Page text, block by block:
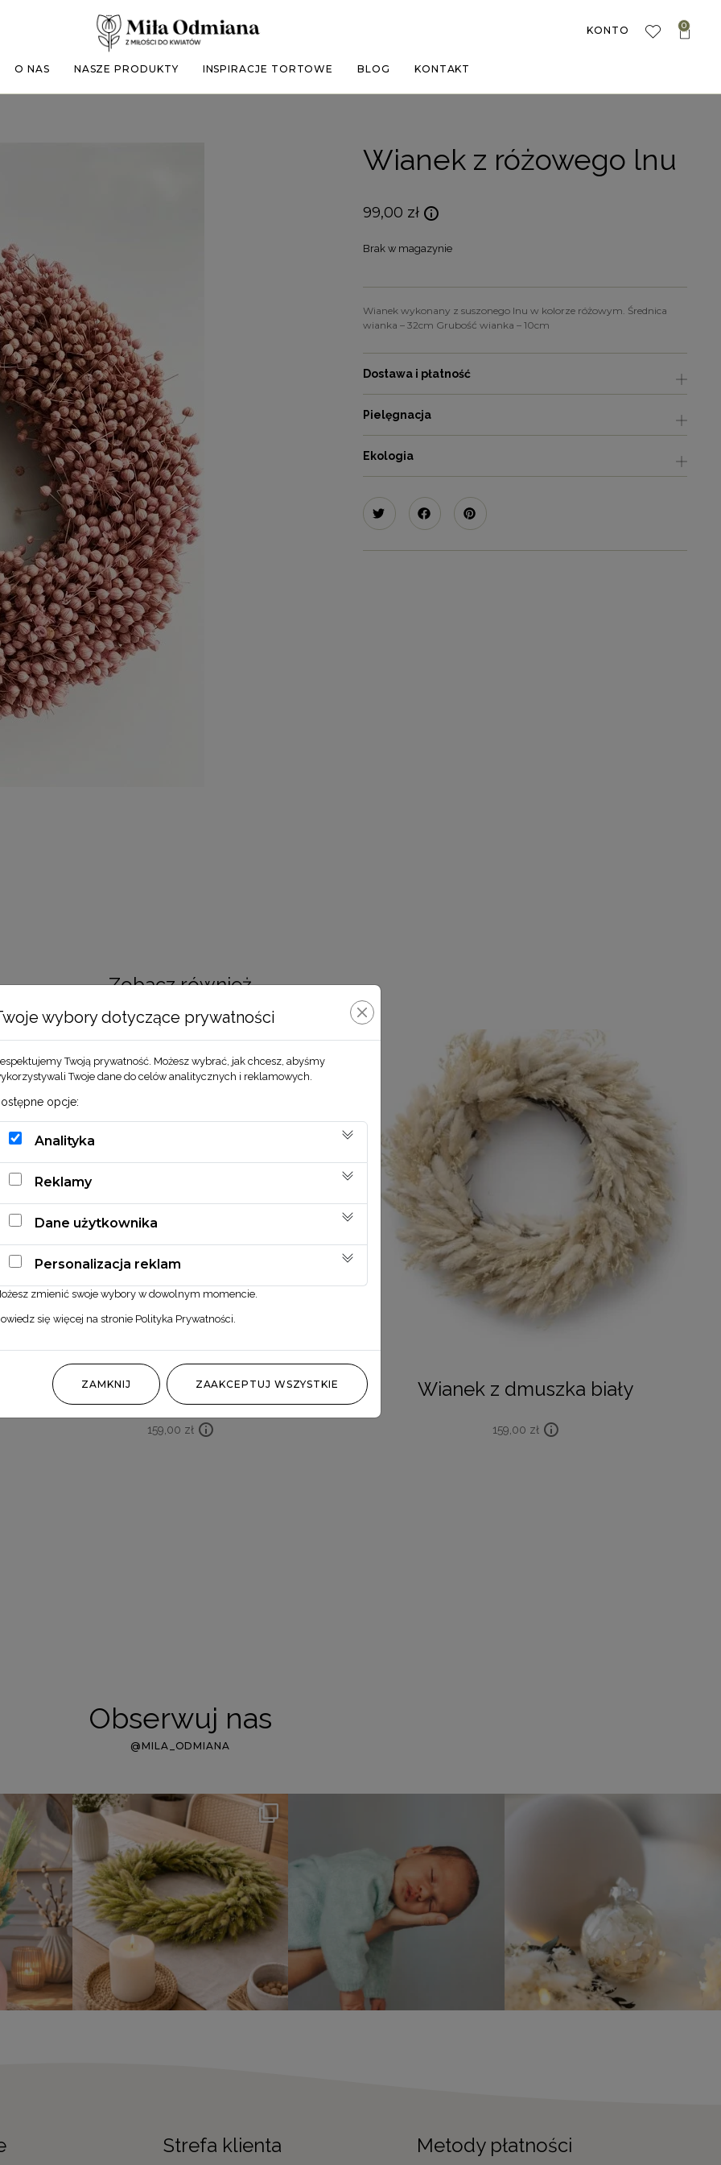
O NAS NASZE PRODUKTY INSPIRACJE TORTOWE BLOG KONTAKT
KONTO 0
Wianek z różowego lnu
99,00 zł
Brak w magazynie
Wianek wykonany z suszonego lnu w kolorze różowym. Średnica
wianka – 32cm Grubość wianka – 10cm
Dostawa i płatność
Pielęgnacja
Ekologia
Zobacz również
Wianek z dmuszka beżowy
159,00 zł
Wianek z dmuszka biały
159,00 zł
Obserwuj nas
@MILA_ODMIANA
Strefa klienta Metody płatności
wybory dotyczące prywatności
Twoją prywatność. Możesz wybrać, jak chcesz, abyśmy
Twoje dane do celów analitycznych i reklamowych.
opcje:
Analityka
Reklamy
Dane użytkownika
Personalizacja reklam
zmienić swoje wybory w dowolnym momencie.
się więcej na stronie Polityka Prywatności.
ZAMKNIJ ZAAKCEPTUJ WSZYSTKIE